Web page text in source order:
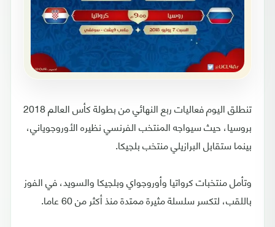
تنطلق اليوم فعاليات ربع النهائي من بطولة كأس العالم 2018
بروسيا، حيث سيواجه المنتخب الفرنسي نظيره الأوروجوياني،
بينما ستقابل البرازيلي منتخب بلجيكا.
وتأمل منتخبات كرواتيا وأوروجواي وبلجيكا والسويد، في الفوز
باللقب، لتكسر سلسلة مثيرة ممتدة منذ أكثر من 60 عاما.